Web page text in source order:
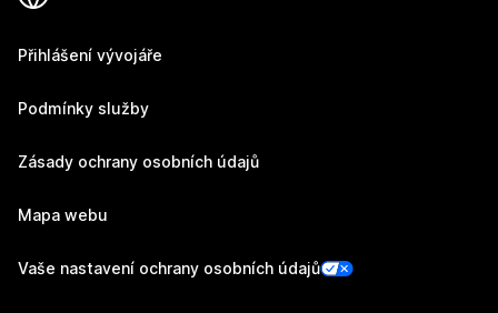
Přihlášení vývojáře
Podmínky služby
Zásady ochrany osobních údajů
Mapa webu
Vaše nastavení ochrany osobních údajů